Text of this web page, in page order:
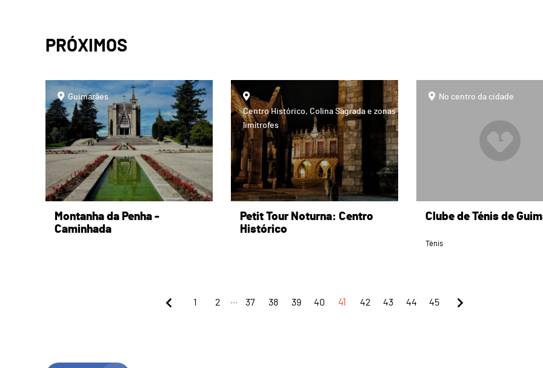
PRÓXIMOS
pageGuimarães
Montanha da Penha -
Caminhada
page
Centro Histórico, Colina Sagrada e zonas
limítrofes
Petit Tour Noturna: Centro
Histórico
pageNo centro da cidade
Clube de Ténis de
Ténis
1 2 37 38 39 40 41 42 43 44 45